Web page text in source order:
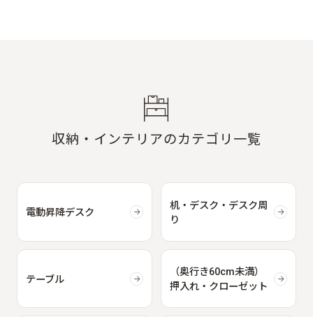
収納・インテリアのカテゴリ一覧
電動昇降デスク
机・デスク・デスク周
り
テーブル
（奥行き60cm未満）
押入れ・クローゼット